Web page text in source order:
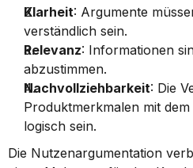
Klarheit: Argumente
verständlich sein.
Relevanz: Informationen
abzustimmen.
Nachvollziehbarkeit: Die
Produktmerkmalen mit
logisch sein.
Die Nutzenargumentation